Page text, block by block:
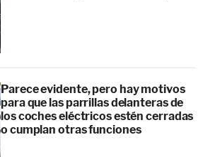
Parece evidente, pero hay motivos
para que las parrillas delanteras de
los coches eléctricos estén cerradas
o cumplan otras funciones